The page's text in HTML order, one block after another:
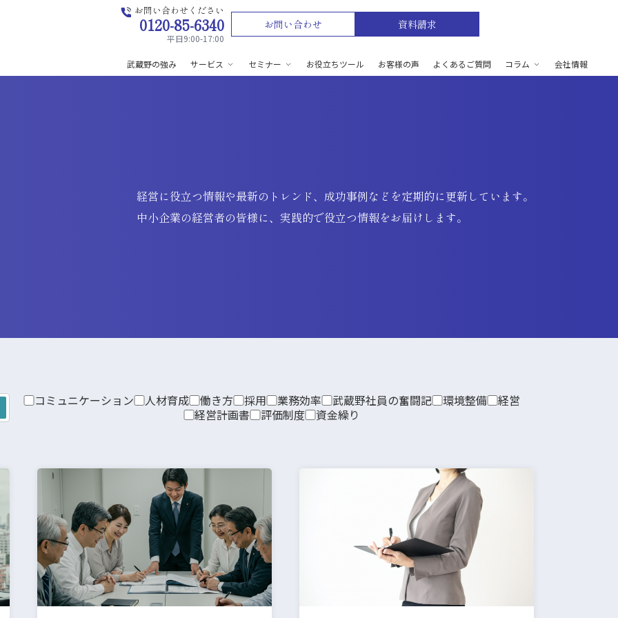
お問い合わせください
0120-85-6340
平日9:00-17:00
お問い合わせ 資料請求
武蔵野の強み サービス セミナー お役立ちツール お客様の声 よくあるご質問 コラム 会社情報
経営に役立つ情報や最新のトレンド、成功事例などを定期的に更新しています。
中小企業の経営者の皆様に、実践的で役立つ情報をお届けします。
コミュニケーション 人材育成 働き方 採用 業務効率 武蔵野社員の奮闘記 環境整備
経営
経営計画書
評価制度 資金繰り